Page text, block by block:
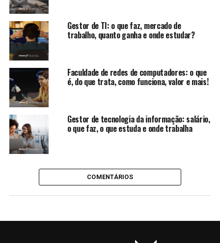
Gestor de TI: o que faz, mercado de
trabalho, quanto ganha e onde estudar?
Faculdade de redes de computadores: o que
é, do que trata, como funciona, valor e mais!
Gestor de tecnologia da informação: salário,
o que faz, o que estuda e onde trabalha
COMENTÁRIOS